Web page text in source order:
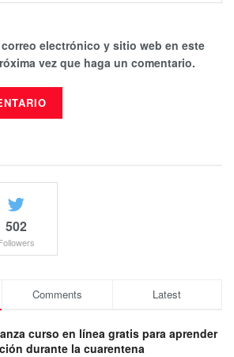
electrónico y sitio web en este
vez que haga un comentario.
502
Comments Latest
curso en línea gratis para aprender
durante la cuarentena